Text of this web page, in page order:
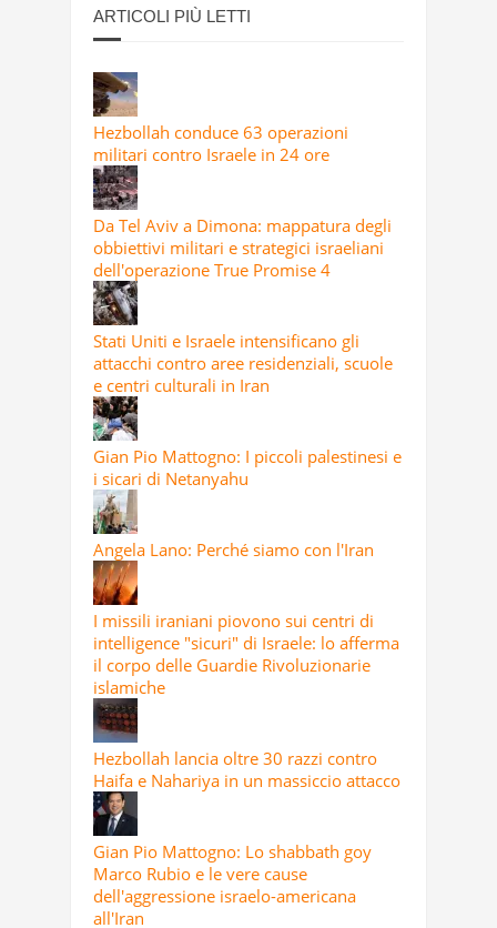
ARTICOLI PIÙ LETTI
Hezbollah conduce 63 operazioni
militari contro Israele in 24 ore
Da Tel Aviv a Dimona: mappatura degli
obbiettivi militari e strategici israeliani
dell'operazione True Promise 4
Stati Uniti e Israele intensificano gli
attacchi contro aree residenziali, scuole
e centri culturali in Iran
Gian Pio Mattogno: I piccoli palestinesi e
i sicari di Netanyahu
Angela Lano: Perché siamo con l'Iran
I missili iraniani piovono sui centri di
intelligence "sicuri" di Israele: lo afferma
il corpo delle Guardie Rivoluzionarie
islamiche
Hezbollah lancia oltre 30 razzi contro
Haifa e Nahariya in un massiccio attacco
Gian Pio Mattogno: Lo shabbath goy
Marco Rubio e le vere cause
dell'aggressione israelo-americana
all'Iran